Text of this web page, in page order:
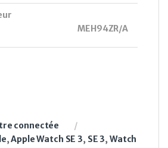
MEH94ZR/A
connectée
,Apple Watch SE 3, SE 3, Watch